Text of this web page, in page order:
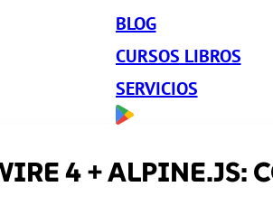
BLOG
CURSOS LIBROS
SERVICIOS
4 + ALPINE.JS: